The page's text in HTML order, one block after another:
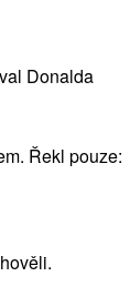
Donalda
Řekl pouze: